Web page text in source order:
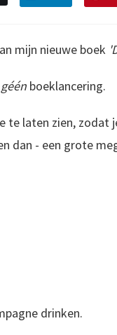
mijn nieuwe boek
géén boeklancering.
te laten zien, zodat
dan - een grote
drinken.